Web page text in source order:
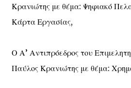
Κρανιώτης με θέμα: Ψηφιακό
Κάρτα Εργασίας,
Ο Α’ Αντιπρόεδρος του
Παύλος Κρανιώτης με θέμα: